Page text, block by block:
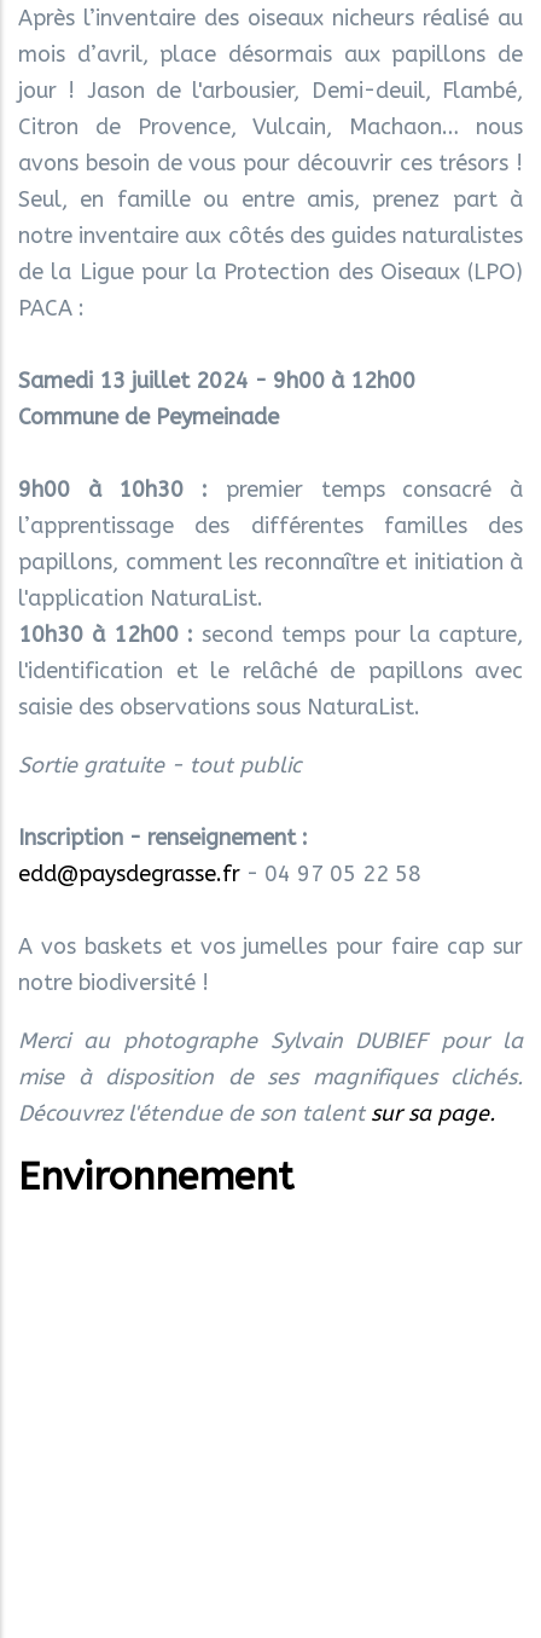
Après l’inventaire des oiseaux nicheurs réalisé au
mois d’avril, place désormais aux papillons de
jour ! Jason de l'arbousier, Demi-deuil, Flambé,
Citron de Provence, Vulcain, Machaon… nous
avons besoin de vous pour découvrir ces trésors !
Seul, en famille ou entre amis, prenez part à
notre inventaire aux côtés des guides naturalistes
de la Ligue pour la Protection des Oiseaux (LPO)
PACA :
Samedi 13 juillet 2024 - 9h00 à 12h00
Commune de Peymeinade
9h00 à 10h30 : premier temps consacré à
l’apprentissage des différentes familles des
papillons, comment les reconnaître et initiation à
l'application NaturaList.
10h30 à 12h00 : second temps pour la capture,
l'identification et le relâché de papillons avec
saisie des observations sous NaturaList.
Sortie gratuite - tout public
Inscription - renseignement :
edd@paysdegrasse.fr - 04 97 05 22 58
A vos baskets et vos jumelles pour faire cap sur
notre biodiversité !
Merci au photographe Sylvain DUBIEF pour la
mise à disposition de ses magnifiques clichés.
Découvrez l'étendue de son talent sur sa page.
Environnement